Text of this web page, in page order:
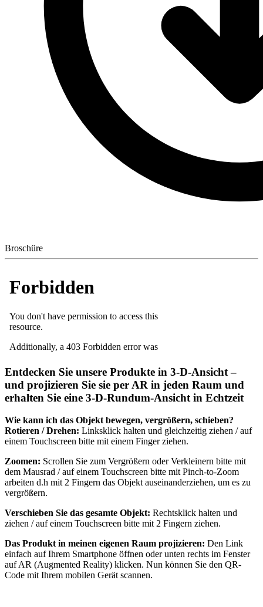
Broschüre
Entdecken Sie unsere Produkte in 3-D-Ansicht –
und projizieren Sie sie per AR in jeden Raum und
erhalten Sie eine 3-D-Rundum-Ansicht in Echtzeit
Wie kann ich das Objekt bewegen, vergrößern, schieben?
Rotieren / Drehen: Linksklick halten und gleichzeitig ziehen / auf
einem Touchscreen bitte mit einem Finger ziehen.
Zoomen: Scrollen Sie zum Vergrößern oder Verkleinern bitte mit
dem Mausrad / auf einem Touchscreen bitte mit Pinch-to-Zoom
arbeiten d.h mit 2 Fingern das Objekt auseinanderziehen, um es zu
vergrößern.
Verschieben Sie das gesamte Objekt: Rechtsklick halten und
ziehen / auf einem Touchscreen bitte mit 2 Fingern ziehen.
Das Produkt in meinen eigenen Raum projizieren: Den Link
einfach auf Ihrem Smartphone öffnen oder unten rechts im Fenster
auf AR (Augmented Reality) klicken. Nun können Sie den QR-
Code mit Ihrem mobilen Gerät scannen.